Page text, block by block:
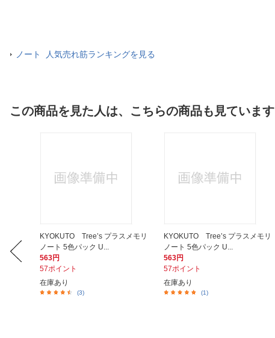
ノート 人気売れ筋ランキングを見る
この商品を見た人は、こちらの商品も見ています
KYOKUTO Tree’s プラスメモリ
ノート 5色パック U...
563円
57ポイント
在庫あり
(3)
KYOKUTO Tree’s プラスメモリ
ノート 5色パック U...
563円
57ポイント
在庫あり
(1)